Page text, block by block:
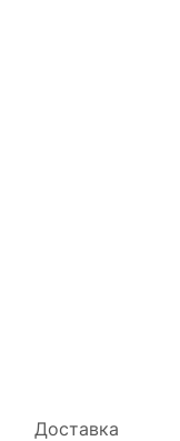
Доставка